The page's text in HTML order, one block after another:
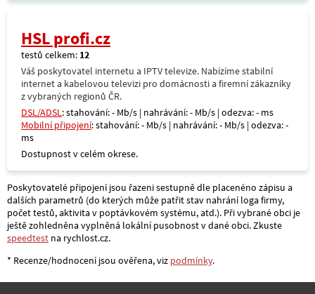
HSL profi.cz
testů celkem: 12
Váš poskytovatel internetu a IPTV televize. Nabízíme stabilní
internet a kabelovou televizi pro domácnosti a firemní zákazníky
z vybraných regionů ČR.
DSL/ADSL: stahování: - Mb/s | nahrávání: - Mb/s | odezva: - ms
Mobilní připojení: stahování: - Mb/s | nahrávání: - Mb/s | odezva: -
ms
Dostupnost v celém okrese.
Poskytovatelé připojení jsou řazeni sestupně dle placenéno zápisu a
dalších parametrů (do kterých může patřit stav nahrání loga firmy,
počet testů, aktivita v poptávkovém systému, atd.). Při vybrané obci je
ještě zohledněna vyplněná lokální pusobnost v dané obci. Zkuste
speedtest na rychlost.cz.
* Recenze/hodnocení jsou ověřena, viz podmínky.